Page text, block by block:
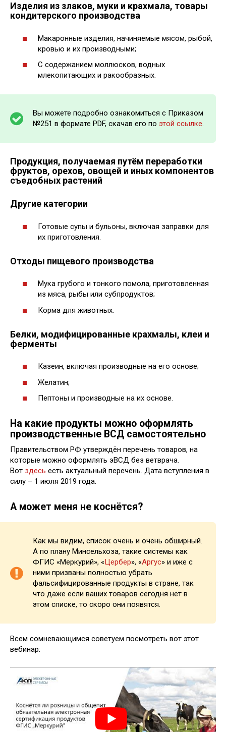
Изделия из злаков, муки и крахмала, товары
кондитерского производства
Макаронные изделия, начиняемые мясом, рыбой,
кровью и их производными;
С содержанием моллюсков, водных
млекопитающих и ракообразных.
Вы можете подробно ознакомиться с Приказом
№251 в формате PDF, скачав его по этой ссылке.
Продукция, получаемая путём переработки
фруктов, орехов, овощей и иных компонентов
съедобных растений
Другие категории
Готовые супы и бульоны, включая заправки для
их приготовления.
Отходы пищевого производства
Мука грубого и тонкого помола, приготовленная
из мяса, рыбы или субпродуктов;
Корма для животных.
Белки, модифицированные крахмалы, клеи и
ферменты
Казеин, включая производные на его основе;
Желатин;
Пептоны и производные на их основе.
На какие продукты можно оформлять
производственные ВСД самостоятельно
Правительством РФ утверждён перечень товаров, на
которые можно оформлять эВСД без ветврача.
Вот здесь есть актуальный перечень. Дата вступления в
силу – 1 июля 2019 года.
А может меня не коснётся?
Как мы видим, список очень и очень обширный.
А по плану Минсельхоза, такие системы как
ФГИС «Меркурий», «Цербер», «Аргус» и иже с
ними призваны полностью убрать
фальсифицированные продукты в стране, так
что даже если ваших товаров сегодня нет в
этом списке, то скоро они появятся.
Всем сомневающимся советуем посмотреть вот этот
вебинар: